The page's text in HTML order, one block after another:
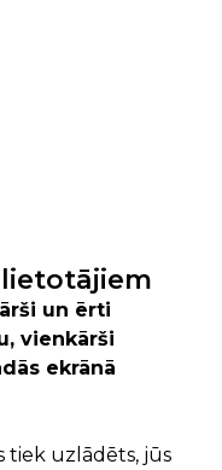
un ērti
vienkārši
ekrānā
tiek uzlādēts, jūs